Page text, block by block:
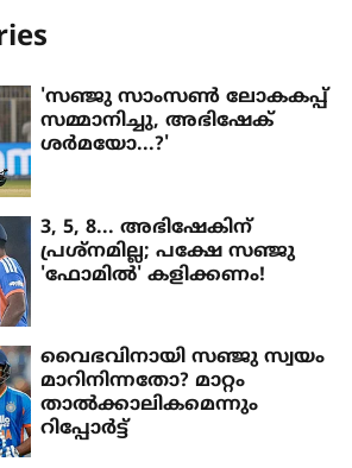
'സഞ്ജു സാംസൺ ലോകകപ്പ്
സമ്മാനിച്ചു, അഭിഷേക്
ശർമയോ...?'
3, 5, 8... അഭിഷേകിന്
പ്രശ്നമില്ല; പക്ഷേ സഞ്ജു
'ഫോമിൽ' കളിക്കണം!
വൈഭവിനായി സഞ്ജു സ്വയം
മാറിനിന്നതോ? മാറ്റം
താല്‍ക്കാലികമെന്നും
റിപ്പോര്‍ട്ട്